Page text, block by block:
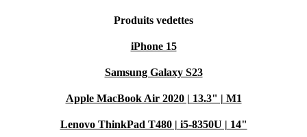
Produits vedettes
iPhone 15
Samsung Galaxy S23
Apple MacBook Air 2020 | 13.3" | M1
Lenovo ThinkPad T480 | i5-8350U | 14"